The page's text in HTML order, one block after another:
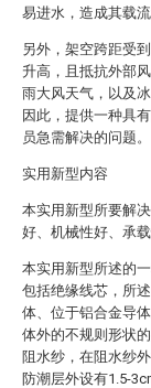
易进水，造成其载流
另外，架空跨距受
升高，且抵抗外部
雨大风天气，以及
因此，提供一种具
员急需解决的问题。
实用新型内容
本实用新型所要解
好、机械性好、承
本实用新型所述的
包括绝缘线芯，所
体、位于铝合金导
体外的不规则形状
阻水纱，在阻水纱
防潮层外设有1.5-